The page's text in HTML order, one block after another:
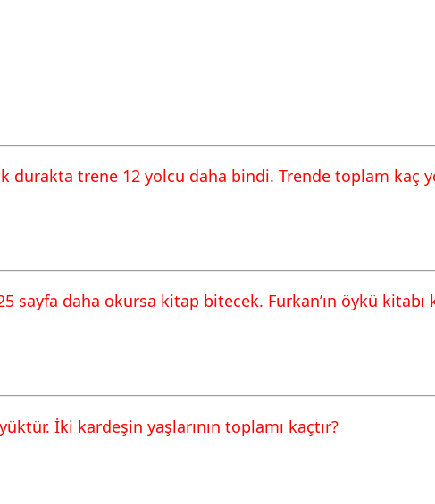
durakta trene 12 yolcu daha bindi. Trende toplam kaç
sayfa daha okursa kitap bitecek. Furkan’ın öykü kitabı
İki kardeşin yaşlarının toplamı kaçtır?